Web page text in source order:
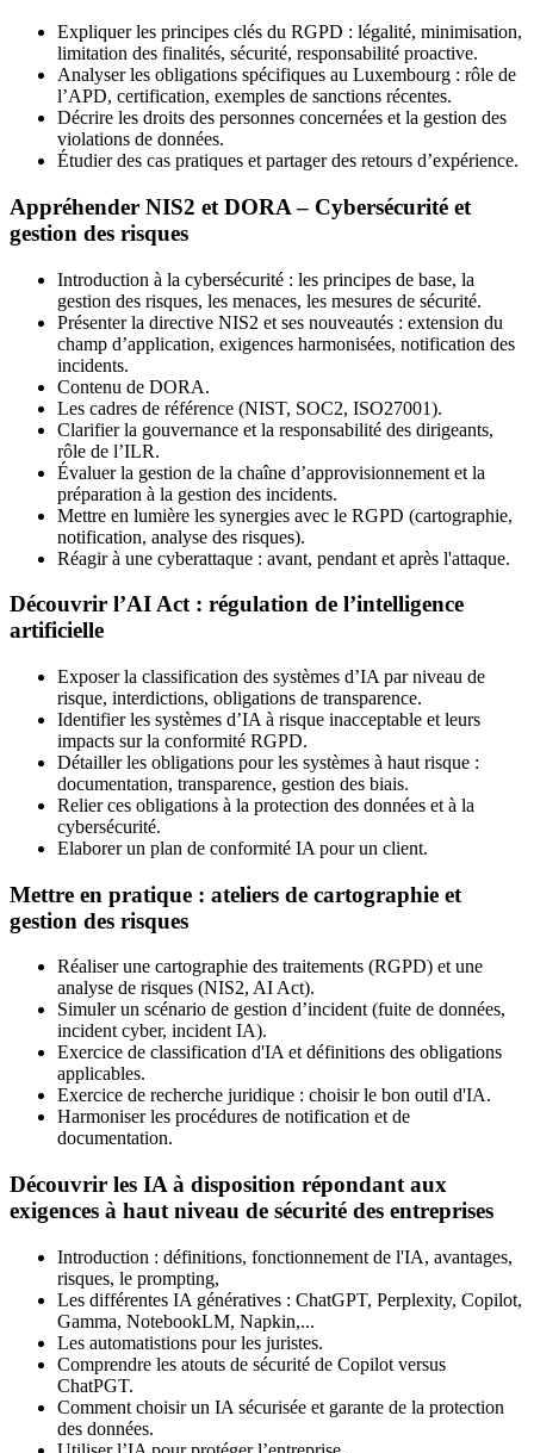
Expliquer les principes clés du RGPD : légalité, minimisation,
limitation des finalités, sécurité, responsabilité proactive.
Analyser les obligations spécifiques au Luxembourg : rôle de
l’APD, certification, exemples de sanctions récentes.
Décrire les droits des personnes concernées et la gestion des
violations de données.
Étudier des cas pratiques et partager des retours d’expérience.
Appréhender NIS2 et DORA – Cybersécurité et
gestion des risques
Introduction à la cybersécurité : les principes de base, la
gestion des risques, les menaces, les mesures de sécurité.
Présenter la directive NIS2 et ses nouveautés : extension du
champ d’application, exigences harmonisées, notification des
incidents.
Contenu de DORA.
Les cadres de référence (NIST, SOC2, ISO27001).
Clarifier la gouvernance et la responsabilité des dirigeants,
rôle de l’ILR.
Évaluer la gestion de la chaîne d’approvisionnement et la
préparation à la gestion des incidents.
Mettre en lumière les synergies avec le RGPD (cartographie,
notification, analyse des risques).
Réagir à une cyberattaque : avant, pendant et après l'attaque.
Découvrir l’AI Act : régulation de l’intelligence
artificielle
Exposer la classification des systèmes d’IA par niveau de
risque, interdictions, obligations de transparence.
Identifier les systèmes d’IA à risque inacceptable et leurs
impacts sur la conformité RGPD.
Détailler les obligations pour les systèmes à haut risque :
documentation, transparence, gestion des biais.
Relier ces obligations à la protection des données et à la
cybersécurité.
Elaborer un plan de conformité IA pour un client.
Mettre en pratique : ateliers de cartographie et
gestion des risques
Réaliser une cartographie des traitements (RGPD) et une
analyse de risques (NIS2, AI Act).
Simuler un scénario de gestion d’incident (fuite de données,
incident cyber, incident IA).
Exercice de classification d'IA et définitions des obligations
applicables.
Exercice de recherche juridique : choisir le bon outil d'IA.
Harmoniser les procédures de notification et de
documentation.
Découvrir les IA à disposition répondant aux
exigences à haut niveau de sécurité des entreprises
Introduction : définitions, fonctionnement de l'IA, avantages,
risques, le prompting,
Les différentes IA génératives : ChatGPT, Perplexity, Copilot,
Gamma, NotebookLM, Napkin,...
Les automatistions pour les juristes.
Comprendre les atouts de sécurité de Copilot versus
ChatPGT.
Comment choisir un IA sécurisée et garante de la protection
des données.